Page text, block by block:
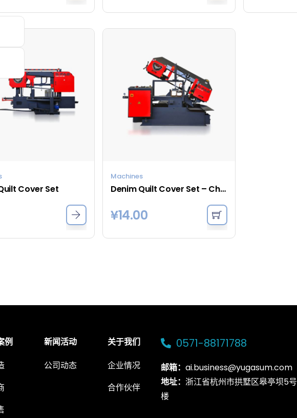
Cover Set
Machines
Denim Quilt Cover Set – Charcoal
¥14.00
例
新闻活动
公司动态
关于我们
企业情况
合作伙伴
0571-88171788
邮箱：ai.business@yugasum.com
地址： 浙江省杭州市拱墅区皋亭坝5号
楼